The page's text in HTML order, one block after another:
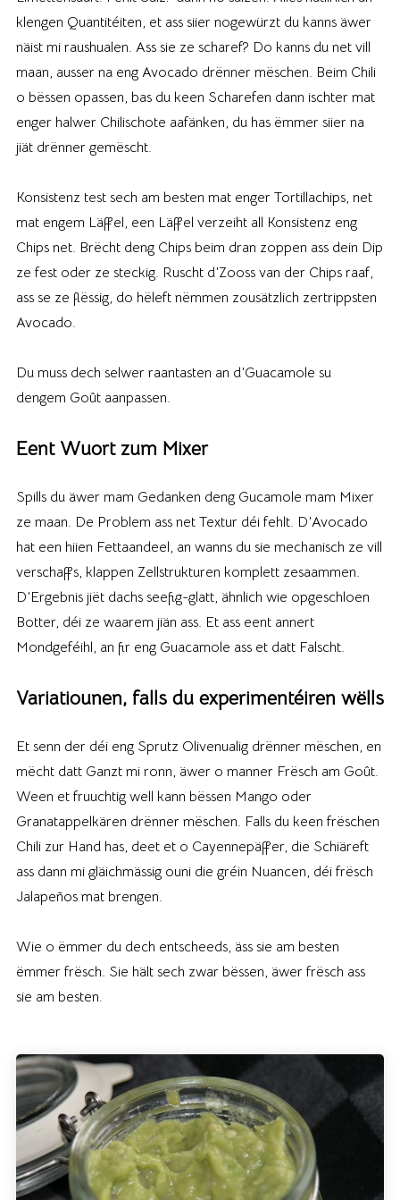
klengen Quantitéiten, et ass siier nogewürzt du kanns äwer
näist mi raushualen. Ass sie ze scharef? Do kanns du net vill
maan, ausser na eng Avocado drënner mëschen. Beim Chili
o bëssen opassen, bas du keen Scharefen dann ischter mat
enger halwer Chilischote aafänken, du has ëmmer siier na
jiät drënner gemëscht.
Konsistenz test sech am besten mat enger Tortillachips, net
mat engem Läffel, een Läffel verzeiht all Konsistenz eng
Chips net. Brëcht deng Chips beim dran zoppen ass dein Dip
ze fest oder ze steckig. Ruscht d’Zooss van der Chips raaf,
ass se ze flëssig, do hëleft nëmmen zousätzlich zertrippsten
Avocado.
Du muss dech selwer raantasten an d’Guacamole su
dengem Goût aanpassen.
Eent Wuort zum Mixer
Spills du äwer mam Gedanken deng Gucamole mam Mixer
ze maan. De Problem ass net Textur déi fehlt. D’Avocado
hat een hiien Fettaandeel, an wanns du sie mechanisch ze vill
verschaffs, klappen Zellstrukturen komplett zesaammen.
D’Ergebnis jiët dachs seefig-glatt, ähnlich wie opgeschloen
Botter, déi ze waarem jiän ass. Et ass eent annert
Mondgeféihl, an fir eng Guacamole ass et datt Falscht.
Variatiounen, falls du experimentéiren wëlls
Et senn der déi eng Sprutz Olivenualig drënner mëschen, en
mëcht datt Ganzt mi ronn, äwer o manner Frësch am Goût.
Ween et fruuchtig well kann bëssen Mango oder
Granatappelkären drënner mëschen. Falls du keen frëschen
Chili zur Hand has, deet et o Cayennepäffer, die Schiäreft
ass dann mi gläichmässig ouni die gréin Nuancen, déi frësch
Jalapeños mat brengen.
Wie o ëmmer du dech entscheeds, äss sie am besten
ëmmer frësch. Sie hält sech zwar bëssen, äwer frësch ass
sie am besten.